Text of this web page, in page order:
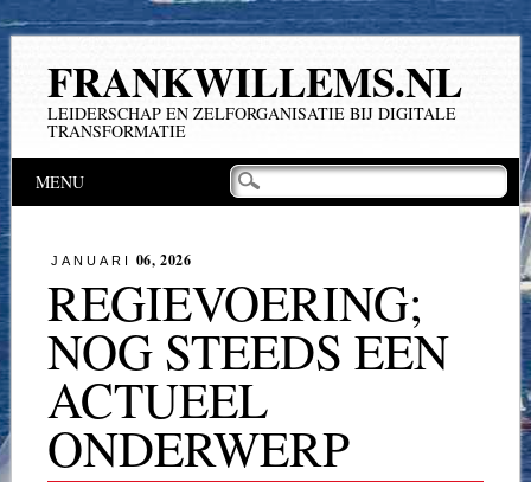
FRANKWILLEMS.NL
LEIDERSCHAP EN ZELFORGANISATIE BIJ DIGITALE
TRANSFORMATIE
Hoofdmenu
springen
MENU
JANUARI 06, 2026
REGIEVOERING;
NOG STEEDS EEN
ACTUEEL
ONDERWERP